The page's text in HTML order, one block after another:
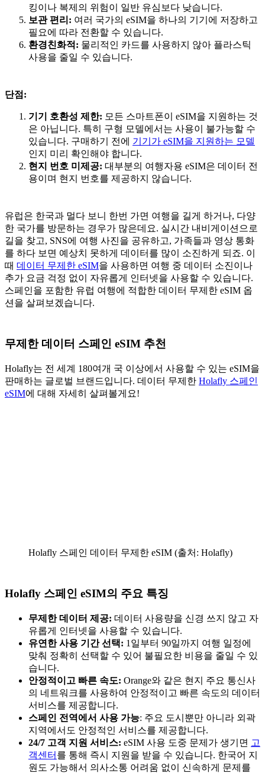
킹이나 복제의 위험이 일반 유심보다 낮습니다.
보관 편리: 여러 국가의 eSIM을 하나의 기기에 저장하고
필요에 따라 전환할 수 있습니다.
환경친화적: 물리적인 카드를 사용하지 않아 플라스틱
사용을 줄일 수 있습니다.
단점:
기기 호환성 제한: 모든 스마트폰이 eSIM을 지원하는 것
은 아닙니다. 특히 구형 모델에서는 사용이 불가능할 수
있습니다. 구매하기 전에 기기가 eSIM을 지원하는 모델
인지 미리 확인해야 합니다.
현지 번호 미제공: 대부분의 여행자용 eSIM은 데이터 전
용이며 현지 번호를 제공하지 않습니다.
유럽은 한국과 멀다 보니 한번 가면 여행을 길게 하거나, 다양
한 국가를 방문하는 경우가 많은데요. 실시간 내비게이션으로
길을 찾고, SNS에 여행 사진을 공유하고, 가족들과 영상 통화
를 하다 보면 예상치 못하게 데이터를 많이 소진하게 되죠. 이
때 데이터 무제한 eSIM을 사용하면 여행 중 데이터 소진이나
추가 요금 걱정 없이 자유롭게 인터넷을 사용할 수 있습니다.
스페인을 포함한 유럽 여행에 적합한 데이터 무제한 eSIM 옵
션을 살펴보겠습니다.
무제한 데이터 스페인 eSIM 추천
Holafly는 전 세계 180여개 국 이상에서 사용할 수 있는 eSIM을
판매하는 글로벌 브랜드입니다. 데이터 무제한 Holafly 스페인
eSIM에 대해 자세히 살펴볼게요!
Holafly 스페인 데이터 무제한 eSIM (출처: Holafly)
Holafly 스페인 eSIM의 주요 특징
무제한 데이터 제공: 데이터 사용량을 신경 쓰지 않고 자
유롭게 인터넷을 사용할 수 있습니다.
유연한 사용 기간 선택: 1일부터 90일까지 여행 일정에
맞춰 정확히 선택할 수 있어 불필요한 비용을 줄일 수 있
습니다.
안정적이고 빠른 속도: Orange와 같은 현지 주요 통신사
의 네트워크를 사용하여 안정적이고 빠른 속도의 데이터
서비스를 제공합니다.
스페인 전역에서 사용 가능: 주요 도시뿐만 아니라 외곽
지역에서도 안정적인 서비스를 제공합니다.
24/7 고객 지원 서비스: eSIM 사용 도중 문제가 생기면 고
객센터 를 통해 즉시 지원을 받을 수 있습니다. 한국어 지
원도 가능해서 의사소통 어려움 없이 신속하게 문제를